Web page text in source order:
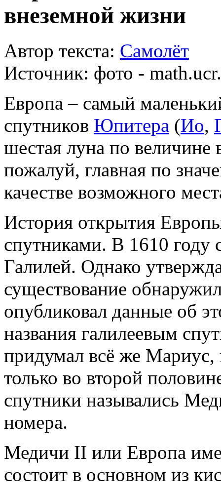
внеземной жизни
Автор текста: Самолёт
Источник: фото -
Европа – самый
спутников Юпитера (Ио,
шестая луна по величине
пожалуй, главная по
качестве возможного
История открытия
спутниками. В 1610 году
Галилей. Однако
существование
опубликовал данные об
названия галилеевым
придумал всё же
только во второй
спутники назывались
номера.
Медичи II или Европа
состоит в основном из